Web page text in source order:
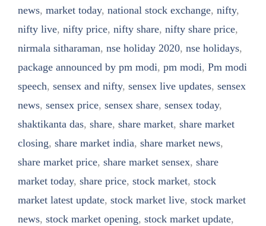
news, market today, national stock exchange, nifty,
nifty live, nifty price, nifty share, nifty share price,
nirmala sitharaman, nse holiday 2020, nse holidays,
package announced by pm modi, pm modi, Pm modi
speech, sensex and nifty, sensex live updates, sensex
news, sensex price, sensex share, sensex today,
shaktikanta das, share, share market, share market
closing, share market india, share market news,
share market price, share market sensex, share
market today, share price, stock market, stock
market latest update, stock market live, stock market
news, stock market opening, stock market update,